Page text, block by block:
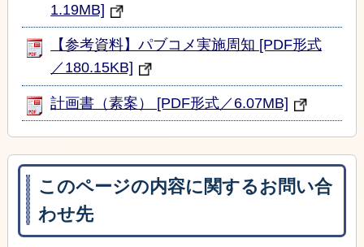
1.19MB]
【参考資料】パブコメ実施周知 [PDF形式
／180.15KB]
計画書（素案） [PDF形式／6.07MB]
このページの内容に関するお問い合
わせ先